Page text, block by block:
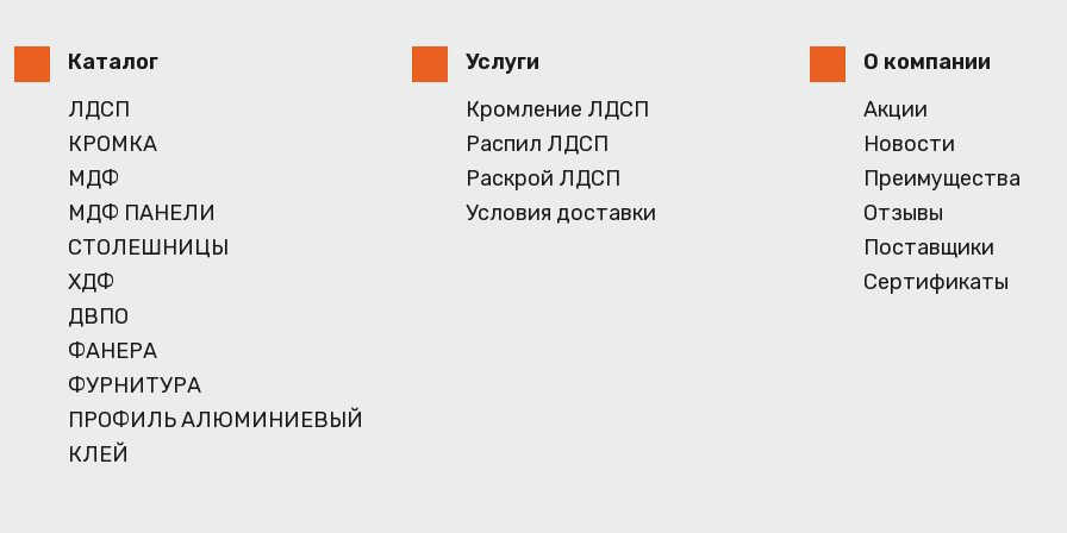
Каталог
ЛДСП
КРОМКА
МДФ
МДФ ПАНЕЛИ
СТОЛЕШНИЦЫ
ХДФ
ДВПО
ФАНЕРА
ФУРНИТУРА
ПРОФИЛЬ АЛЮМИНИЕВЫЙ
КЛЕЙ
Услуги
Кромление ЛДСП
Распил ЛДСП
Раскрой ЛДСП
Условия доставки
О компании
Акции
Новости
Преимущества
Отзывы
Поставщики
Сертификаты